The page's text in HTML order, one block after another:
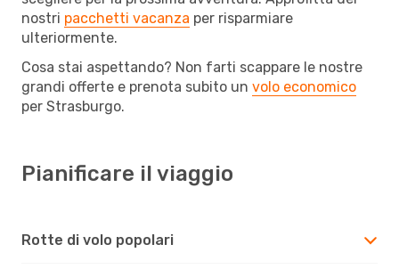
nostri pacchetti vacanza per risparmiare
ulteriormente.
Cosa stai aspettando? Non farti scappare le nostre
grandi offerte e prenota subito un volo economico
per Strasburgo.
Pianificare il viaggio
Rotte di volo popolari